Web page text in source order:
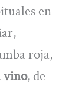
en
roja,
vino, de